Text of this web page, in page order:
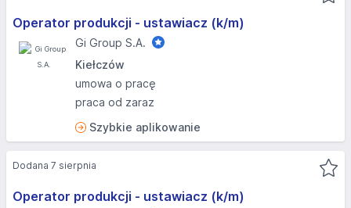
Operator produkcji - ustawiacz (k/m)
Gi Group S.A.
Kiełczów
umowa o pracę
praca od zaraz
Szybkie aplikowanie
Operator produkcji - ustawiacz (k/m)
Dodana 7 sierpnia